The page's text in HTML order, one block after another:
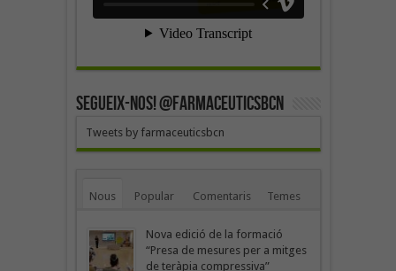
SEGUEIX-NOS! @farmaceuticsbcn
Tweets by farmaceuticsbcn
Nous Popular Comentaris Temes
Nova edició de la formació
“Presa de mesures per a mitges
de teràpia compressiva”